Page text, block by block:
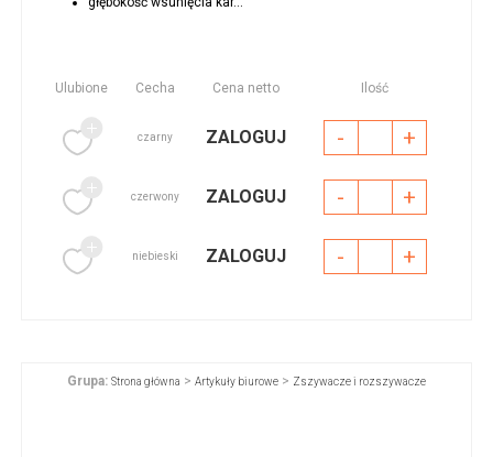
Ulubione Cecha Cena netto Ilość
czarny ZALOGUJ - +
czerwony ZALOGUJ - +
niebieski ZALOGUJ - +
Grupa: Strona główna > Artykuły biurowe > Zszywacze i rozszywacze